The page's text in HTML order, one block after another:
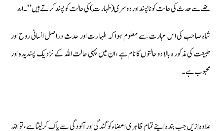
ضے سے حدث کی حالت کو ناپسند اور دوسری (طہا رت )کی حا لت کوپسند کرتے ہیں ”۔اھ
شاہ صاحب کی اس عبارت سے معلوم ہوا کہ طہا رت اور حدث دراصل انسانی روح اور
طبیعت کی مذکور ہ بالا دو حالتوں کا نام ہے ،ان میں پہلی حالت اللہ کے نزدیک پسندیدہ اور
محبوب ہے۔
علاوہ ازیں جب بندہ اپنے تمام ظا ہری اعضاء کو گندگی اور آلودگی سے پاک کرلیتا ہے، تو اللہ